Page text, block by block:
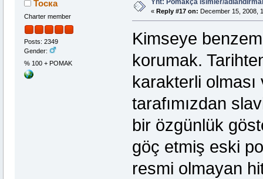
Тоска
Charter member
Posts: 2349
Gender:
% 100 + POMAK
Ynt: Pomakça isimler/
« Reply #17 on: December 15, 2008,
Kimseye
korumak.
karakterli olması
tarafımızdan
bir özgünlük
göç etmiş eski
resmi olmayan